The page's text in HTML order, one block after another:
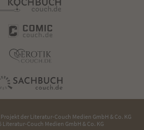
derLiteratur-Couch Medien GmbH & Co. KG
Couch Medien GmbH & Co. KG